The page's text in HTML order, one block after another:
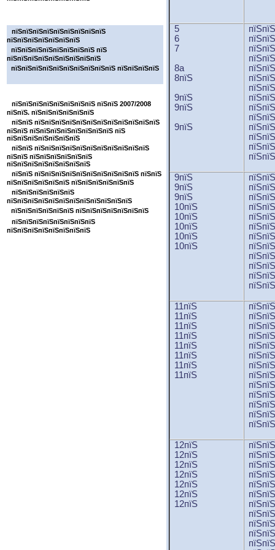
пїЅпїЅпїЅпїЅпїЅпїЅпїЅпїЅпїЅ
пїЅпїЅпїЅпїЅпїЅпїЅпїЅ
пїЅпїЅпїЅпїЅпїЅпїЅпїЅпїЅ пїЅ
пїЅпїЅпїЅпїЅпїЅпїЅпїЅпїЅпїЅ
пїЅпїЅпїЅпїЅпїЅпїЅпїЅпїЅпїЅпїЅ пїЅпїЅпїЅпїЅ
пїЅпїЅпїЅпїЅпїЅпїЅпїЅпїЅ пїЅпїЅ 2007/2008
пїЅпїЅ. пїЅпїЅпїЅпїЅпїЅпїЅ
пїЅпїЅ пїЅпїЅпїЅпїЅпїЅпїЅпїЅпїЅпїЅпїЅпїЅпїЅ
пїЅпїЅ пїЅпїЅпїЅпїЅпїЅпїЅпїЅпїЅ пїЅ
пїЅпїЅпїЅпїЅпїЅпїЅпїЅ
пїЅпїЅ пїЅпїЅпїЅпїЅпїЅпїЅпїЅпїЅпїЅпїЅпїЅ
пїЅпїЅ пїЅпїЅпїЅпїЅпїЅпїЅ
пїЅпїЅпїЅпїЅпїЅпїЅпїЅпїЅ
пїЅпїЅ пїЅпїЅпїЅпїЅпїЅпїЅпїЅпїЅпїЅпїЅ пїЅпїЅ
пїЅпїЅпїЅпїЅпїЅпїЅ пїЅпїЅпїЅпїЅпїЅпїЅ
пїЅпїЅпїЅпїЅпїЅпїЅ
пїЅпїЅпїЅпїЅпїЅпїЅпїЅпїЅпїЅпїЅпїЅпїЅ
пїЅпїЅпїЅпїЅпїЅпїЅ пїЅпїЅпїЅпїЅпїЅпїЅпїЅ
пїЅпїЅпїЅпїЅпїЅпїЅпїЅпїЅ
пїЅпїЅпїЅпїЅпїЅпїЅпїЅпїЅ
5
6
7
8a
8пїЅ
9пїЅ
9пїЅ
9пїЅ
9пїЅ
9пїЅ
9пїЅ
10пїЅ
10пїЅ
10пїЅ
10пїЅ
10пїЅ
11пїЅ
11пїЅ
11пїЅ
11пїЅ
11пїЅ
11пїЅ
11пїЅ
11пїЅ
12пїЅ
12пїЅ
12пїЅ
12пїЅ
12пїЅ
12пїЅ
12пїЅ